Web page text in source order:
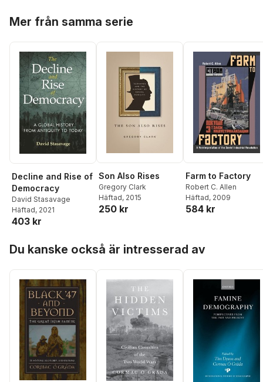
Mer från samma serie
Decline and Rise of
Democracy
David Stasavage
Häftad, 2021
403 kr
Son Also Rises
Gregory Clark
Häftad, 2015
250 kr
Farm to Factory
Robert C. Allen
Häftad, 2009
584 kr
Du kanske också är intresserad av